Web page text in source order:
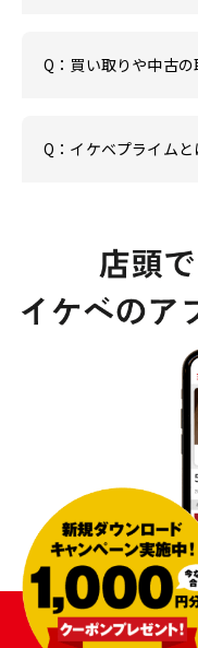
Q：買い取りや中古
Q：イケベプライム